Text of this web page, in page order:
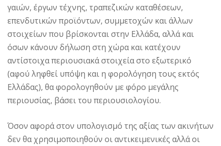
γαιών, έργων τέχνης, τραπεζικών καταθέσεων,
επενδυτικών προϊόντων, συμμετοχών και άλλων
στοιχείων που βρίσκονται στην Ελλάδα, αλλά και
όσων κάνουν δήλωση στη χώρα και κατέχουν
αντίστοιχα περιουσιακά στοιχεία στο εξωτερικό
(αφού ληφθεί υπόψη και η φορολόγηση τους εκτός
Ελλάδας), θα φορολογηθούν με φόρο μεγάλης
περιουσίας, βάσει του περιουσιολογίου.
Όσον αφορά στον υπολογισμό της αξίας των ακινήτων
δεν θα χρησιμοποιηθούν οι αντικειμενικές αλλά οι